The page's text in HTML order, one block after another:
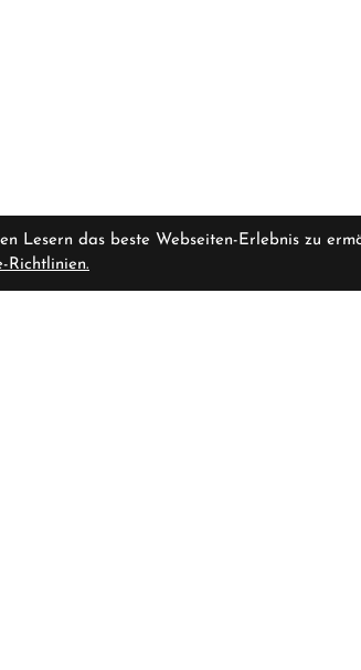
Lesern das beste Webseiten-Erlebnis zu
Richtlinien.